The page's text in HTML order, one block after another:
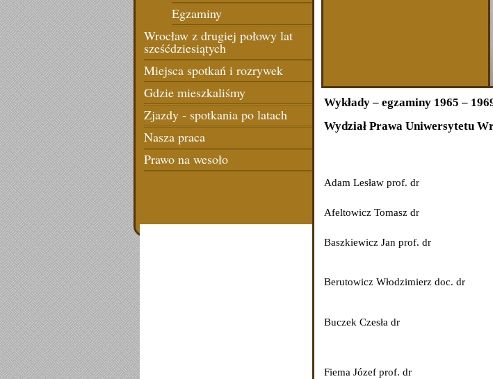
Egzaminy
Wrocław z drugiej połowy lat
sześćdziesiątych
Miejsca spotkań i rozrywek
Gdzie mieszkaliśmy
Zjazdy - spotkania po latach
Nasza praca
Prawo na wesoło
Wykłady – egzaminy 1965 –
Wydział Prawa Uniwersytetu
Adam Lesław prof. dr
Afeltowicz Tomasz dr
Baszkiewicz Jan prof. dr
Berutowicz Włodzimierz doc. dr
Buczek Czesła dr
Fiema Józef prof. dr